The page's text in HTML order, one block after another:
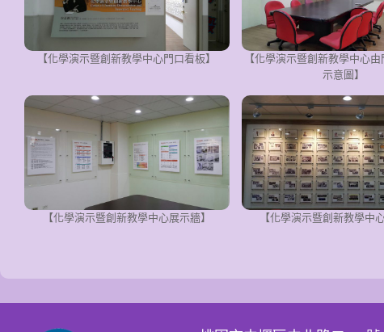
【化學演示暨創新教學中心門口看板】
【化學演示暨創新教學中心
示意圖】
【化學演示暨創新教學中心展示牆】 【化學演示暨創新教學中